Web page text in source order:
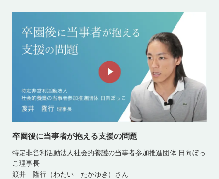
卒園後に当事者が抱える支援の問題
特定非営利活動法人社会的養護の当事者参加推進団体 日向ぼっ
こ理事長
渡井 隆行（わたい たかゆき）さん